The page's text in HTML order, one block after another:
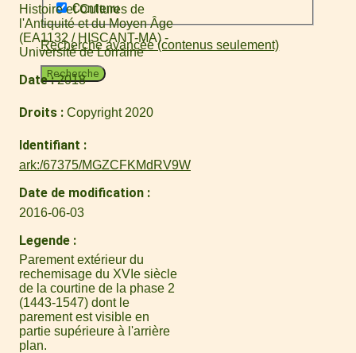
Contenu
Recherche avancée (contenus seulement)
Recherche
Histoire et Cultures de
l'Antiquité et du Moyen Âge
(EA1132 / HISCANT-MA) -
Université de Lorraine
Date 2018
Droits Copyright 2020
Identifiant
ark:/67375/MGZCFKMdRV9W
Date de modification
2016-06-03
Legende
Parement extérieur du
rechemisage du XVIe siècle
de la courtine de la phase 2
(1443-1547) dont le
parement est visible en
partie supérieure à l'arrière
plan.